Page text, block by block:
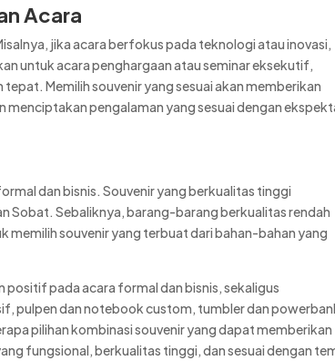
Acara
jika acara berfokus pada teknologi atau inovasi,
untuk acara penghargaan atau seminar eksekutif,
Memilih souvenir yang sesuai akan memberikan
pengalaman yang sesuai dengan
dan bisnis. Souvenir yang berkualitas tinggi
Sobat. Sebaliknya, barang-barang berkualitas rendah
memilih souvenir yang terbuat dari bahan-bahan yang
pada acara formal dan bisnis, sekaligus
pulpen dan notebook custom, tumbler dan
pilihan kombinasi souvenir yang dapat memberikan
fungsional, berkualitas tinggi, dan sesuai dengan